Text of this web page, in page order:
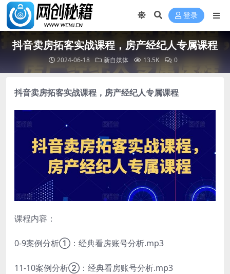
登录
抖音卖房拓客实战课程，房产经纪人专属课程
2024-06-18 新自媒体 13.5K 0
抖音卖房拓客实战课程 ，房产经纪人专属课程
课程内容：
0-9案例分析①：经典看房账号分析.mp3
11-10案例分析②：经典看房账号分析.mp3